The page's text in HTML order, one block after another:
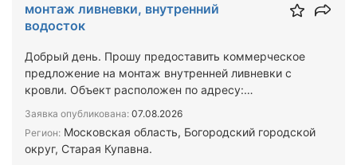
монтаж ливневки, внутренний
водосток
Добрый день. Прошу предоставить коммерческое
предложение на монтаж внутренней ливневки с
кровли. Объект расположен по адресу:
Заявка опубликована: 07.08.2026
Регион: Московская область, Богородский городской
округ, Старая Купавна.